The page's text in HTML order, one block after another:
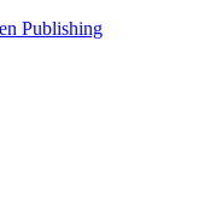
Publishing